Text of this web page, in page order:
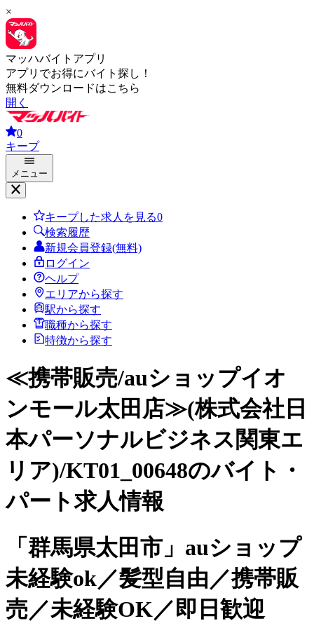
×
マッハバイトアプリ
アプリでお得にバイト探し！
無料ダウンロードはこちら
開く
0
キープ
メニュー
キープした求人を見る0
検索履歴
新規会員登録(無料)
ログイン
ヘルプ
エリアから探す
駅から探す
職種から探す
特徴から探す
≪携帯販売/auショップイオ
ンモール太田店≫(株式会社日
本パーソナルビジネス関東エ
リア)/KT01_00648のバイト・
パート求人情報
「群馬県太田市」auショップ
未経験ok／髪型自由／携帯販
売／未経験OK／即日歓迎